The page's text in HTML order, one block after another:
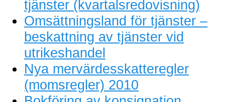
tjänster (kvartalsredovisning)
Omsättningsland för tjänster –
beskattning av tjänster vid
utrikeshandel
Nya mervärdesskatteregler
(momsregler) 2010